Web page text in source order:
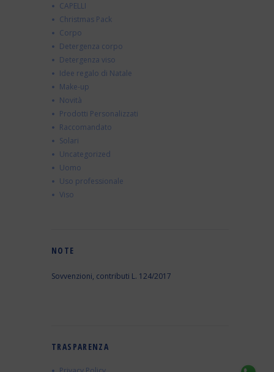
CAPELLI
Christmas Pack
Corpo
Detergenza corpo
Detergenza viso
Idee regalo di Natale
Make-up
Novità
Prodotti Personalizzati
Raccomandato
Solari
Uncategorized
Uomo
Uso professionale
Viso
NOTE
Sovvenzioni, contributi L. 124/2017
TRASPARENZA